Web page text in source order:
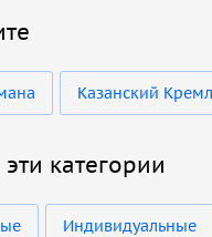
Казанский
категории
Индивидуальные